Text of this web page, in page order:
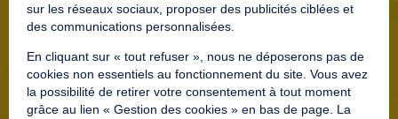
Je m'inscris
sur les réseaux sociaux, proposer des publicités ciblées et
des communications personnalisées.
En cliquant sur « tout refuser », nous ne déposerons pas de
cookies non essentiels au fonctionnement du site. Vous avez
la possibilité de retirer votre consentement à tout moment
grâce au lien « Gestion des cookies » en bas de page. La